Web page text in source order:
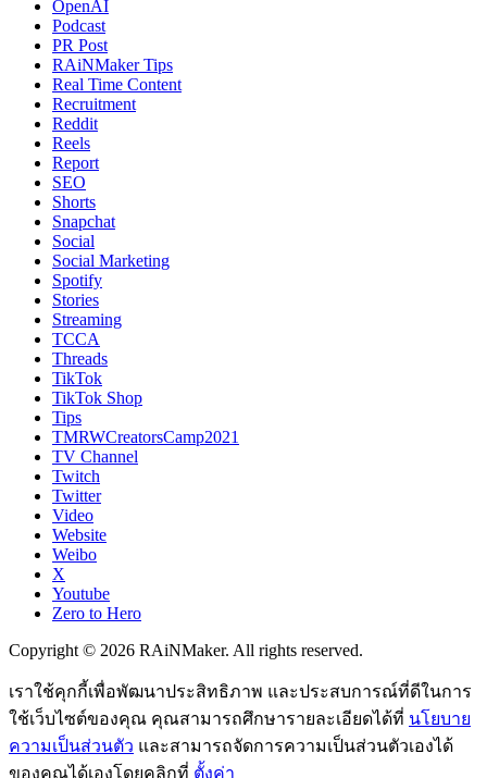
OpenAI
Podcast
PR Post
RAiNMaker Tips
Real Time Content
Recruitment
Reddit
Reels
Report
SEO
Shorts
Snapchat
Social
Social Marketing
Spotify
Stories
Streaming
TCCA
Threads
TikTok
TikTok Shop
Tips
TMRWCreatorsCamp2021
TV Channel
Twitch
Twitter
Video
Website
Weibo
X
Youtube
Zero to Hero
Copyright © 2026 RAiNMaker. All rights reserved.
เราใช้คุกกี้เพื่อพัฒนาประสิทธิภาพ และประสบการณ์ที่ดีในการ
ใช้เว็บไซต์ของคุณ คุณสามารถศึกษารายละเอียดได้ที่ นโยบาย
ความเป็นส่วนตัว และสามารถจัดการความเป็นส่วนตัวเองได้
ของคุณได้เองโดยคลิกที่ ตั้งค่า